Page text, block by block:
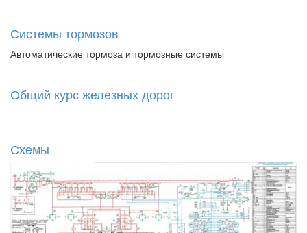
Системы тормозов
Автоматические тормоза и тормозные системы
Общий курс железных дорог
Схемы